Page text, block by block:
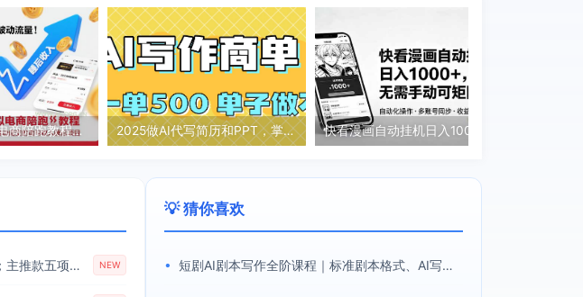
小红书SEO虚拟电商陪跑教程，实现seo搜索被动流量，自动成交的被动收入睡后项目 2025做AI代写简历和PPT，掌握AI技能，日入1000+，AI副业兼职挣钱必看
2026淘宝从零到爆2.0第85期；主推款五项高权重初始设置，改销量评晒秒单快速破零积累基础权重 NEW
💡 猜你喜欢
• 短剧AI剧本写作全阶课程｜标准剧本格式、AI写剧指令、投稿过稿技巧、网文改编、主线剧情把控、审稿避坑全套实操教学